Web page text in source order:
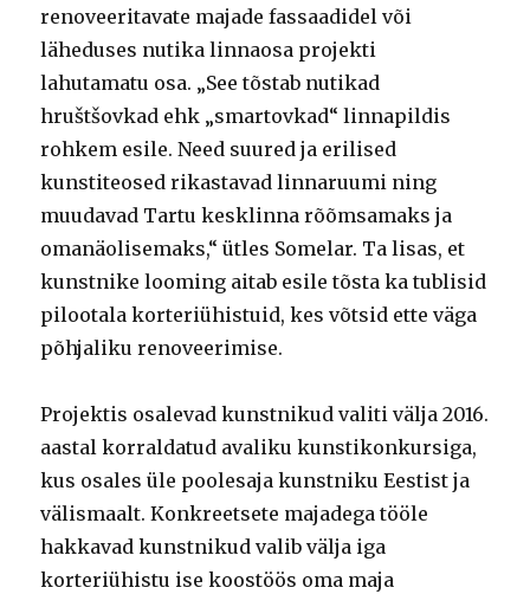
renoveeritavate majade fassaadidel või
läheduses nutika linnaosa projekti
lahutamatu osa. „See tõstab nutikad
hruštšovkad ehk „smartovkad“ linnapildis
rohkem esile. Need suured ja erilised
kunstiteosed rikastavad linnaruumi ning
muudavad Tartu kesklinna rõõmsamaks ja
omanäolisemaks,“ ütles Somelar. Ta lisas, et
kunstnike looming aitab esile tõsta ka tublisid
pilootala korteriühistuid, kes võtsid ette väga
põhjaliku renoveerimise.
Projektis osalevad kunstnikud valiti välja 2016.
aastal korraldatud avaliku kunstikonkursiga,
kus osales üle poolesaja kunstniku Eestist ja
välismaalt. Konkreetsete majadega tööle
hakkavad kunstnikud valib välja iga
korteriühistu ise koostöös oma maja